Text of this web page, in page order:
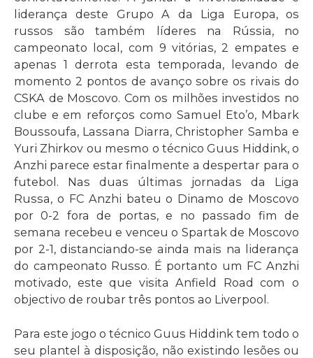
liderança deste Grupo A da Liga Europa, os
russos são também líderes na Rússia, no
campeonato local, com 9 vitórias, 2 empates e
apenas 1 derrota esta temporada, levando de
momento 2 pontos de avanço sobre os rivais do
CSKA de Moscovo. Com os milhões investidos no
clube e em reforços como Samuel Eto’o, Mbark
Boussoufa, Lassana Diarra, Christopher Samba e
Yuri Zhirkov ou mesmo o técnico Guus Hiddink, o
Anzhi parece estar finalmente a despertar para o
futebol. Nas duas últimas jornadas da Liga
Russa, o FC Anzhi bateu o Dinamo de Moscovo
por 0-2 fora de portas, e no passado fim de
semana recebeu e venceu o Spartak de Moscovo
por 2-1, distanciando-se ainda mais na liderança
do campeonato Russo. É portanto um FC Anzhi
motivado, este que visita Anfield Road com o
objectivo de roubar três pontos ao Liverpool.
Para este jogo o técnico Guus Hiddink tem todo o
seu plantel à disposição, não existindo lesões ou